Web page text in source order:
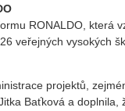
RONALDO, která
veřejných vysokých
projektů,
Baťková a